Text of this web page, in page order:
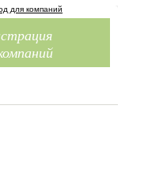
для компаний